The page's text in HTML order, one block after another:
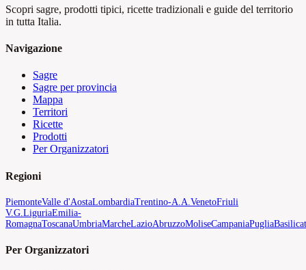
Scopri sagre, prodotti tipici, ricette tradizionali e guide del territorio
in tutta Italia.
Navigazione
Sagre
Sagre per provincia
Mappa
Territori
Ricette
Prodotti
Per Organizzatori
Regioni
PiemonteValle d'AostaLombardiaTrentino-A.A. VenetoFriuli
V.G. LiguriaEmilia-
RomagnaToscanaUmbriaMarcheLazioAbruzzoMoliseCampaniaPuglia
Per Organizzatori